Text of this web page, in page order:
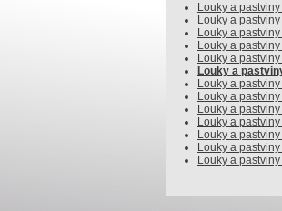
Louky a
Louky a
Louky a
Louky a
Louky a
Louky a
Louky a
Louky a
Louky a
Louky a
Louky a
Louky a
Louky a